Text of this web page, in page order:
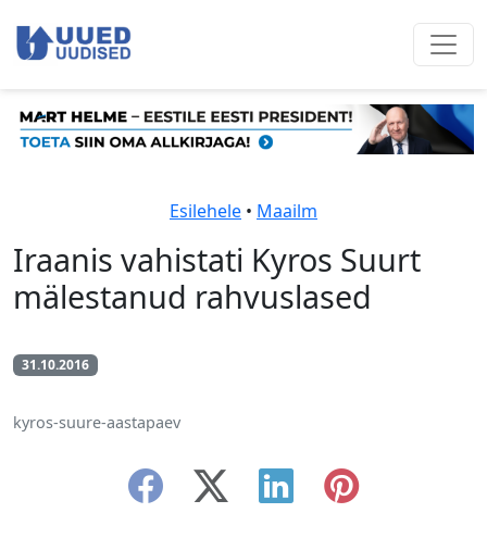
Esilehele • Maailm
Iraanis vahistati Kyros Suurt
mälestanud rahvuslased
31.10.2016
kyros-suure-aastapaev